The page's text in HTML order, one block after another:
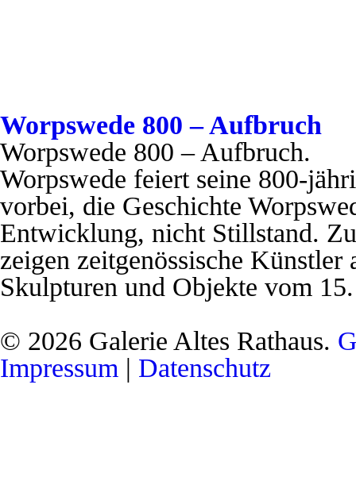
Worpswede 800 – Aufbruch
Worpswede 800 – Aufbruch.
Worpswede feiert seine 800-
vorbei, die Geschichte
Entwicklung, nicht Stillstand.
zeigen zeitgenössische
Skulpturen und Objekte vom
© 2026 Galerie Altes Rathaus.
Impressum | Datenschutz